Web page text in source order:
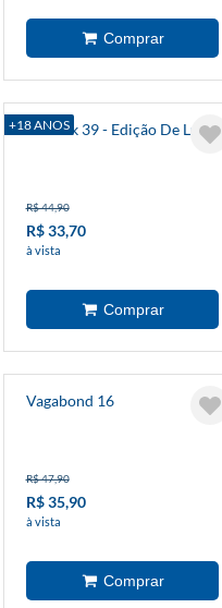
+18 ANOS
Berserk 39 - Edição De Luxo
R$ 44,90
R$ 33,70
à vista
Vagabond 16
R$ 47,90
R$ 35,90
à vista